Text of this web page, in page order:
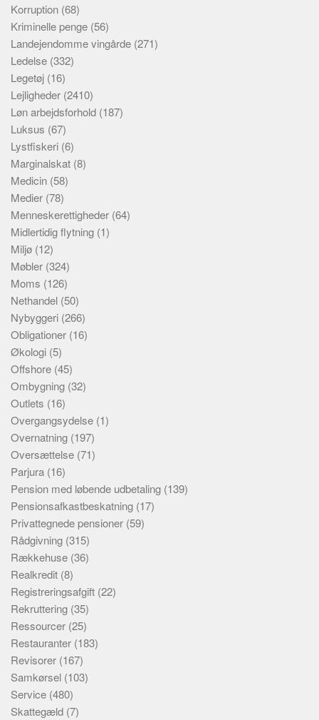
Korruption (68)
Kriminelle penge (56)
Landejendomme vingårde (271)
Ledelse (332)
Legetøj (16)
Lejligheder (2410)
Løn arbejdsforhold (187)
Luksus (67)
Lystfiskeri (6)
Marginalskat (8)
Medicin (58)
Medier (78)
Menneskerettigheder (64)
Midlertidig flytning (1)
Miljø (12)
Møbler (324)
Moms (126)
Nethandel (50)
Nybyggeri (266)
Obligationer (16)
Økologi (5)
Offshore (45)
Ombygning (32)
Outlets (16)
Overgangsydelse (1)
Overnatning (197)
Oversættelse (71)
Parjura (16)
Pension med løbende udbetaling (139)
Pensionsafkastbeskatning (17)
Privattegnede pensioner (59)
Rådgivning (315)
Rækkehuse (36)
Realkredit (8)
Registreringsafgift (22)
Rekruttering (35)
Ressourcer (25)
Restauranter (183)
Revisorer (167)
Samkørsel (103)
Service (480)
Skattegæld (7)